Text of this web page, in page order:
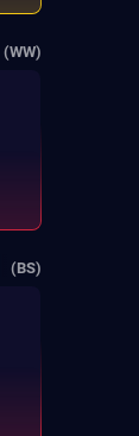
(WW)
(BS)